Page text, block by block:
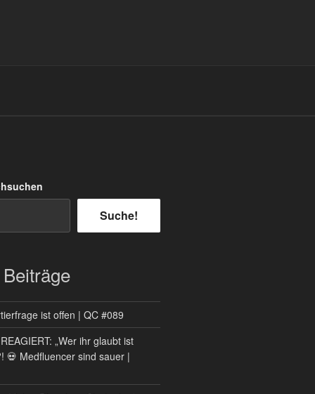
Suche!
ist offen | QC #089
„Wer ihr glaubt ist
💀 Medfluencer sind sauer |